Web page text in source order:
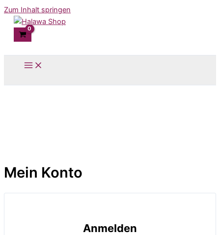
Zum Inhalt springen
Mein Konto
Anmelden